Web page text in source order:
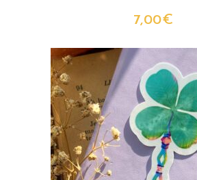
7,00€
AJOUTER AU PANIER